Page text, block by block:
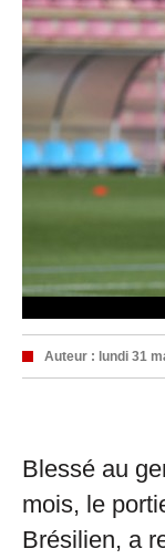
Auteur : lundi 31
Blessé au
mois, le
Brésilien, a